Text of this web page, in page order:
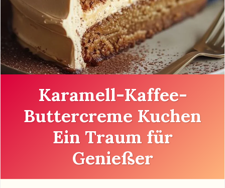
Karamell-Kaffee-
Buttercreme Kuchen
Ein Traum für
Genießer